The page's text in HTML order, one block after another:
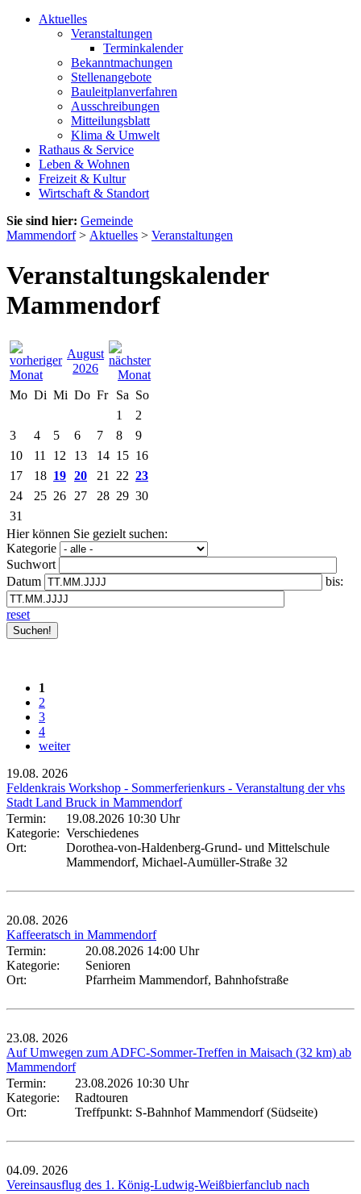
Aktuelles
Veranstaltungen
Terminkalender
Bekanntmachungen
Stellenangebote
Bauleitplanverfahren
Ausschreibungen
Mitteilungsblatt
Klima & Umwelt
Rathaus & Service
Leben & Wohnen
Freizeit & Kultur
Wirtschaft & Standort
Sie sind hier: Gemeinde
Mammendorf> Aktuelles > Veranstaltungen
Veranstaltungskalender
Mammendorf
August
2026
Mo Di Mi Do Fr Sa So
1
2
3
4 5 6 7 8
9
10
11 12 13 14 15 16
17
18 19 20 21 22 23
24
25 26 27 28 29 30
31
Hier können Sie gezielt suchen:
Kategorie
Suchwort
Datum
bis:
reset
1
2
3
4
weiter
19.08. 2026
Feldenkrais Workshop - Sommerferienkurs - Veranstaltung der vhs
Stadt Land Bruck in Mammendorf
Termin:
19.08.2026 10:30 Uhr
Kategorie: Verschiedenes
Ort:
Dorothea-von-Haldenberg-Grund- und Mittelschule
Mammendorf, Michael-Aumüller-Straße 32
20.08. 2026
Kaffeeratsch in Mammendorf
Termin:
20.08.2026 14:00 Uhr
Kategorie:
Senioren
Ort:
Pfarrheim Mammendorf, Bahnhofstraße
23.08. 2026
Auf Umwegen zum ADFC-Sommer-Treffen in Maisach (32 km) ab
Mammendorf
Termin:
23.08.2026 10:30 Uhr
Kategorie:
Radtouren
Ort:
Treffpunkt: S-Bahnhof Mammendorf (Südseite)
04.09. 2026
Vereinsausflug des 1. König-Ludwig-Weißbierfanclub nach